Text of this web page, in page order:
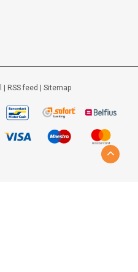
RSS feed Sitemap